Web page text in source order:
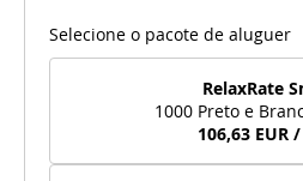
Selecione o pacote de aluguer
RelaxRate
1000 Preto e
106,63 EUR